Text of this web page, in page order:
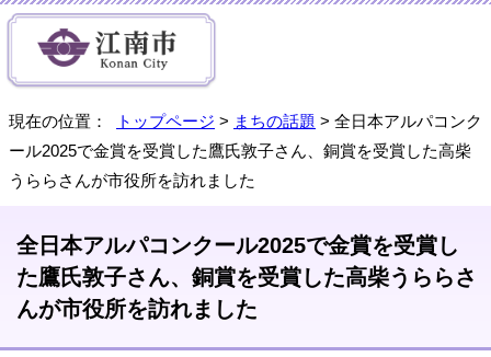
現在の位置： トップページ > まちの話題 > 全日本アルパコンク
ール2025で金賞を受賞した鷹氏敦子さん、銅賞を受賞した高柴
うららさんが市役所を訪れました
全日本アルパコンクール2025で金賞を受賞し
た鷹氏敦子さん、銅賞を受賞した高柴うららさ
んが市役所を訪れました